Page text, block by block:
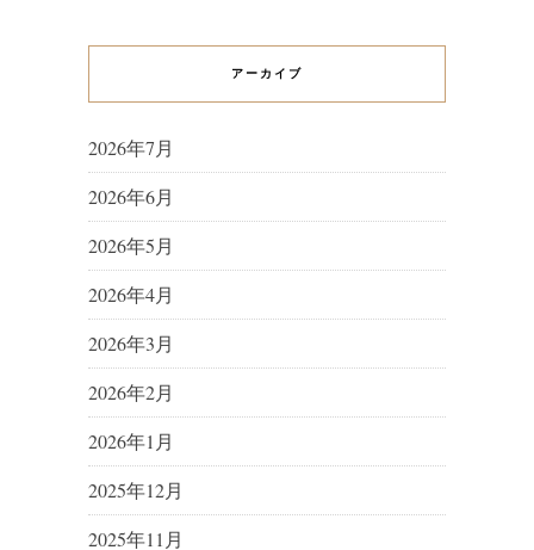
アーカイブ
2026年7月
2026年6月
2026年5月
2026年4月
2026年3月
2026年2月
2026年1月
2025年12月
2025年11月